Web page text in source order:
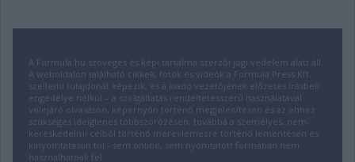
A Formula.hu szöveges és képi tartalma szerzői jogi védelem alatt áll.
A weboldalon található cikkek, fotók és videók a Formula Press Kft.
szellemi tulajdonát képezik, és a kiadó vezetőjének előzetes írásbeli
engedélye nélkül – a szolgáltatás rendeltetésszerű használatával
velejáró olvasáson, képernyőn történő megjelenítésen és az ehhez
szükséges ideiglenes többszörözésen, továbbá a személyes, nem-
kereskedelmi célból történő merevlemezre történő lementésen és
kinyomtatáson túl - sem online, sem nyomtatott formában nem
használhatóak fel.